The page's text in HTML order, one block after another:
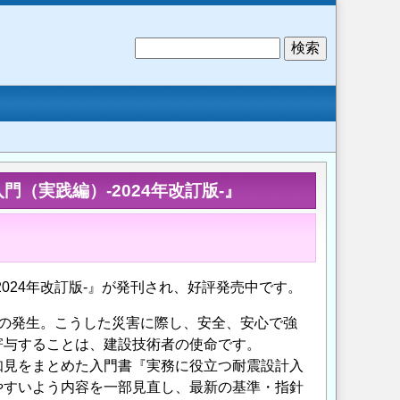
（実践編）-2024年改訂版-』
年改訂版-』が発刊され、好評発売中です。
発生。こうした災害に際し、安全、安心で強
することは、建設技術者の使命です。
をまとめた入門書『実務に役立つ耐震設計入
いよう内容を一部見直し、最新の基準・指針